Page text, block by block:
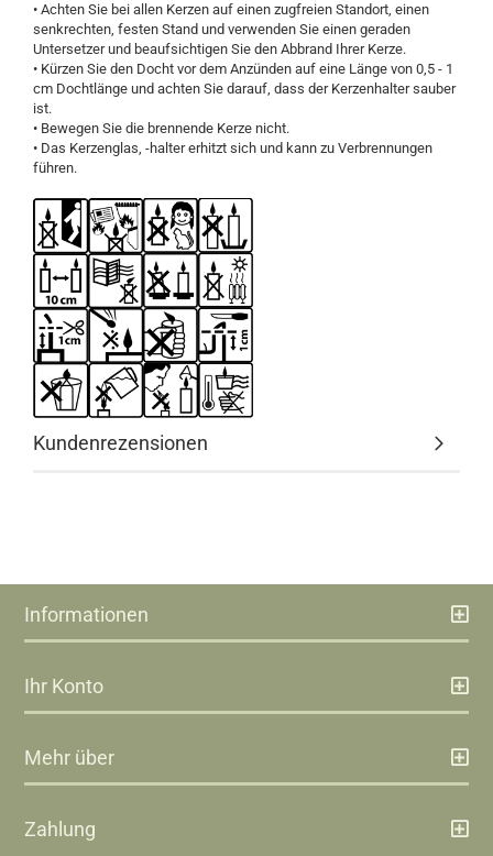
• Achten Sie bei allen Kerzen auf einen zugfreien Standort, einen
senkrechten, festen Stand und verwenden Sie einen geraden
Untersetzer und beaufsichtigen Sie den Abbrand Ihrer Kerze.
• Kürzen Sie den Docht vor dem Anzünden auf eine Länge von 0,5 - 1
cm Dochtlänge und achten Sie darauf, dass der Kerzenhalter sauber
ist.
• Bewegen Sie die brennende Kerze nicht.
• Das Kerzenglas, -halter erhitzt sich und kann zu Verbrennungen
führen.
Kundenrezensionen
Informationen
Ihr Konto
Mehr über
Zahlung